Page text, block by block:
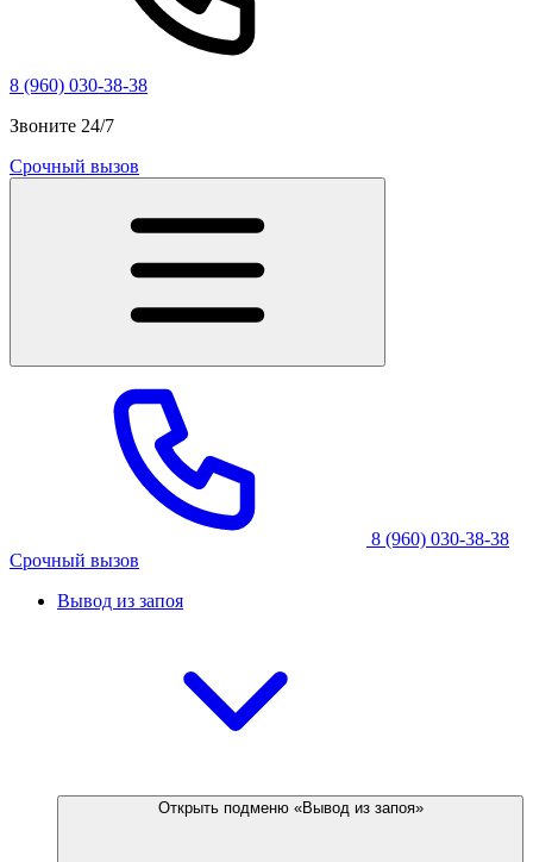
8 (960) 030-38-38
Звоните 24/7
Срочный вызов
8 (960) 030-38-38
Срочный вызов
Вывод из запоя
Открыть подменю «Вывод из запоя»